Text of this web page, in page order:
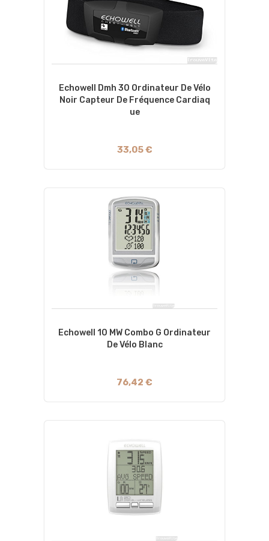
Echowell Dmh 30 Ordinateur De Vélo
Noir Capteur De Fréquence Cardiaq
Ue
33,05 €
Echowell 10 MW Combo G Ordinateur
De Vélo Blanc
76,42 €